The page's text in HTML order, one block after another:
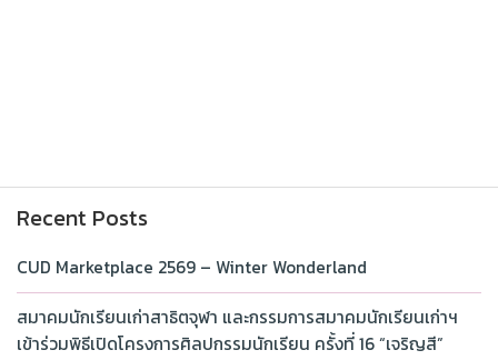
Recent Posts
CUD Marketplace 2569 – Winter Wonderland
สมาคมนักเรียนเก่าสาธิตจุฬา และกรรมการสมาคมนักเรียนเก่าฯ
เข้าร่วมพิธีเปิดโครงการศิลปกรรมนักเรียน ครั้งที่ 16 “เจริญสี”